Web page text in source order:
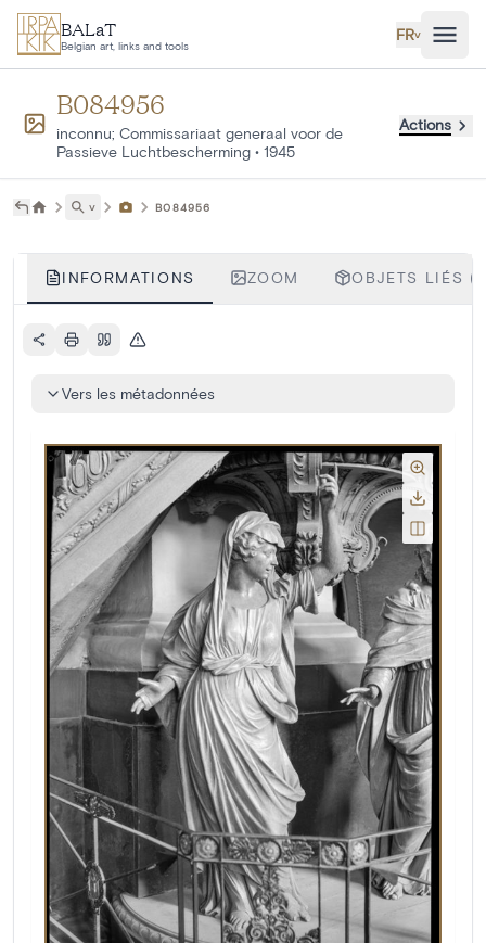
Aller au contenu principal
BALaT
Belgian art, links and tools
FR˅
B084956
inconnu; Commissariaat generaal voor de
Passieve Luchtbescherming • 1945
Actions
˅ B084956
INFORMATIONS ZOOM OBJETS LIÉS
Vers les métadonnées